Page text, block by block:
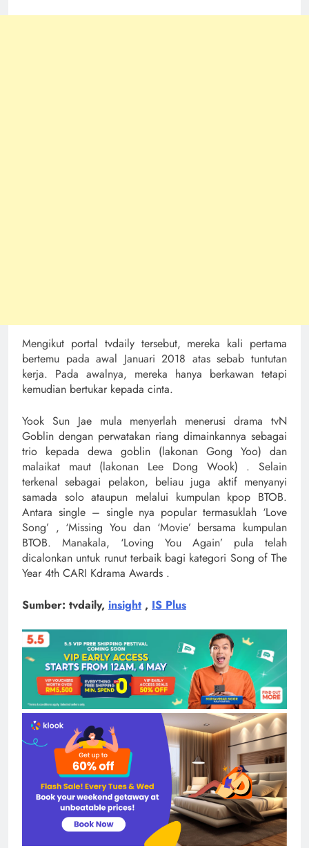
Mengikut portal tvdaily tersebut, mereka kali pertama
bertemu pada awal Januari 2018 atas sebab tuntutan
kerja. Pada awalnya, mereka hanya berkawan tetapi
kemudian bertukar kepada cinta.
Yook Sun Jae mula menyerlah menerusi drama tvN
Goblin dengan perwatakan riang dimainkannya sebagai
trio kepada dewa goblin (lakonan Gong Yoo) dan
malaikat maut (lakonan Lee Dong Wook) . Selain
terkenal sebagai pelakon, beliau juga aktif menyanyi
samada solo ataupun melalui kumpulan kpop BTOB.
Antara single – single nya popular termasuklah ‘Love
Song’ , ‘Missing You dan ‘Movie’ bersama kumpulan
BTOB. Manakala, ‘Loving You Again’ pula telah
dicalonkan untuk runut terbaik bagi kategori Song of The
Year 4th CARI Kdrama Awards .
Sumber: tvdaily, insight , IS Plus